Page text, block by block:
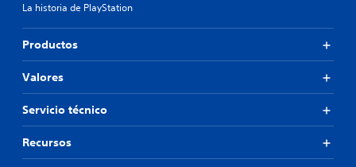
La historia de PlayStation
Productos
Valores
Servicio técnico
Recursos